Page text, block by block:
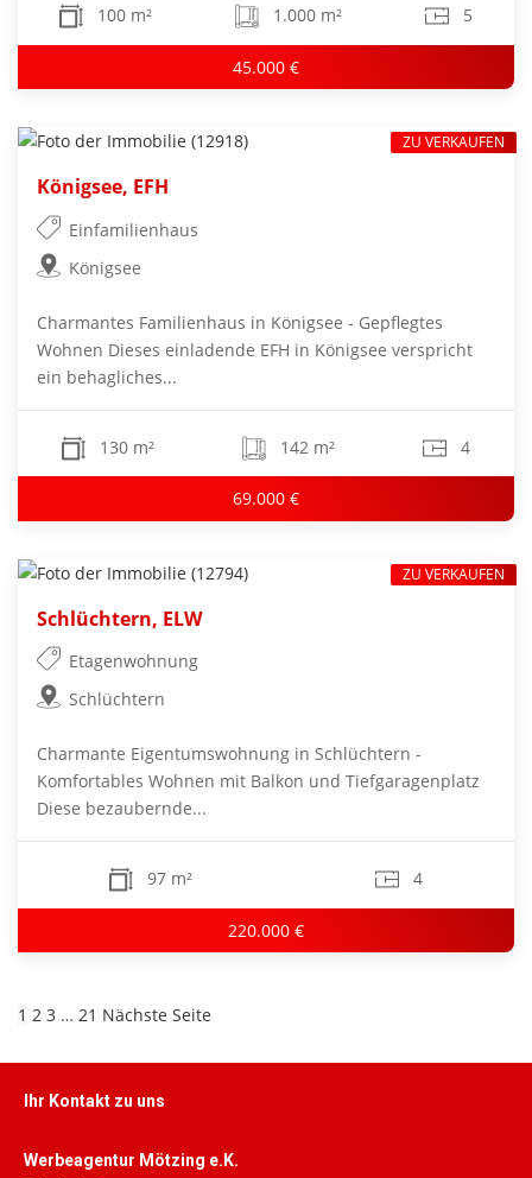
100 m² 1.000 m² 5
45.000 €
Königsee, EFH
Einfamilienhaus
Königsee
Charmantes Familienhaus in Königsee - Gepflegtes
Wohnen Dieses einladende EFH in Königsee verspricht
ein behagliches...
130 m² 142 m² 4
69.000 €
ZU VERKAUFEN
Schlüchtern, ELW
Etagenwohnung
Schlüchtern
Charmante Eigentumswohnung in Schlüchtern -
Komfortables Wohnen mit Balkon und Tiefgaragenplatz
Diese bezaubernde...
97 m² 4
220.000 €
ZU VERKAUFEN
1 2 3 … 21 Nächste Seite
Ihr Kontakt zu uns
Werbeagentur Mötzing e.K.